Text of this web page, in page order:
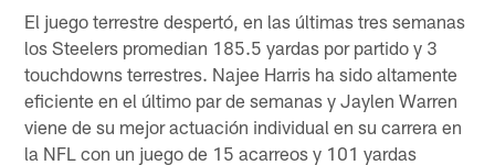
El juego terrestre despertó, en las últimas tres semanas
los Steelers promedian 185.5 yardas por partido y 3
touchdowns terrestres. Najee Harris ha sido altamente
eficiente en el último par de semanas y Jaylen Warren
viene de su mejor actuación individual en su carrera en
la NFL con un juego de 15 acarreos y 101 yardas